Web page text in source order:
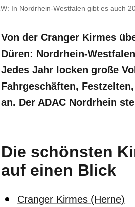
In Nordrhein-Westfalen gibt es auch
Von der Cranger Kirmes
Düren: Nordrhein-
Jedes Jahr locken große
Fahrgeschäften,
an. Der ADAC Nordrhein
Die schönsten
auf einen Blick
Cranger Kirmes (Herne)